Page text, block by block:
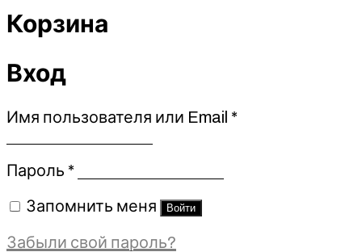
Корзина
Вход
Имя пользователя или Email *Обязательно
Пароль *Обязательно
Запомнить меня Войти
Забыли свой пароль?